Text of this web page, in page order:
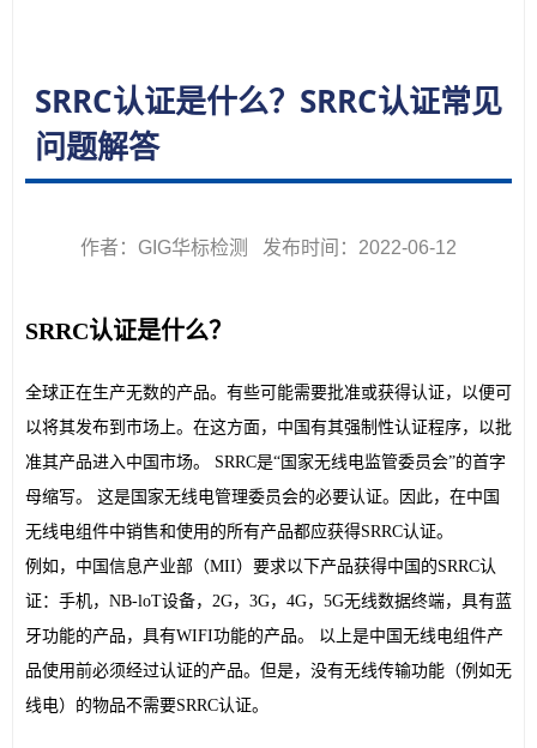
SRRC认证是什么？SRRC认证常见
问题解答
作者：GIG华标检测 发布时间：2022-06-12
SRRC认证是什么？
全球正在生产无数的产品。有些可能需要批准或获得认证，以便可
以将其发布到市场上。在这方面，中国有其强制性认证程序，以批
准其产品进入中国市场。 SRRC是“国家无线电监管委员会”的首字
母缩写。 这是国家无线电管理委员会的必要认证。因此，在中国
无线电组件中销售和使用的所有产品都应获得SRRC认证。
例如，中国信息产业部（MII）要求以下产品获得中国的SRRC认
证：手机，NB-loT设备，2G，3G，4G，5G无线数据终端，具有蓝
牙功能的产品，具有WIFI功能的产品。 以上是中国无线电组件产
品使用前必须经过认证的产品。但是，没有无线传输功能（例如无
线电）的物品不需要SRRC认证。